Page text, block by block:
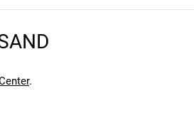
kann. Einen Fehler gefunden?
.